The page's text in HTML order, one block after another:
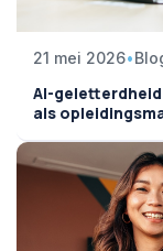
21 mei 2026•
AI-
als